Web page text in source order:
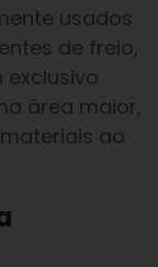
usados
de freio,
exclusivo
área maior,
ao